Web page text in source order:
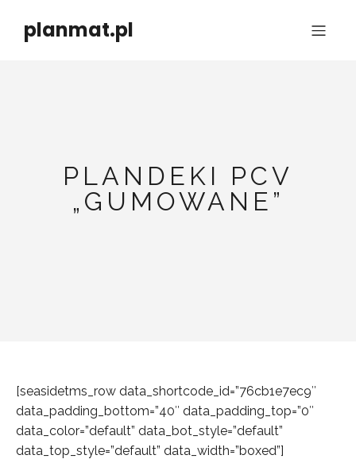
planmat.pl
PLANDEKI PCV
„GUMOWANE”
[seasidetms_row data_shortcode_id=”76cb1e7ec9″
data_padding_bottom=”40″ data_padding_top=”0″
data_color=”default” data_bot_style=”default”
data_top_style=”default” data_width=”boxed”]